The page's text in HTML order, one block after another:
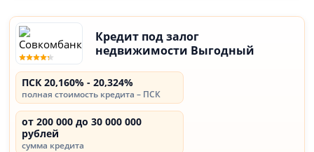
Кредит под залог
недвижимости Выгодный
ПСК 20,160% - 20,324%
полная стоимость кредита – ПСК
от 200 000 до 30 000 000
рублей
сумма кредита